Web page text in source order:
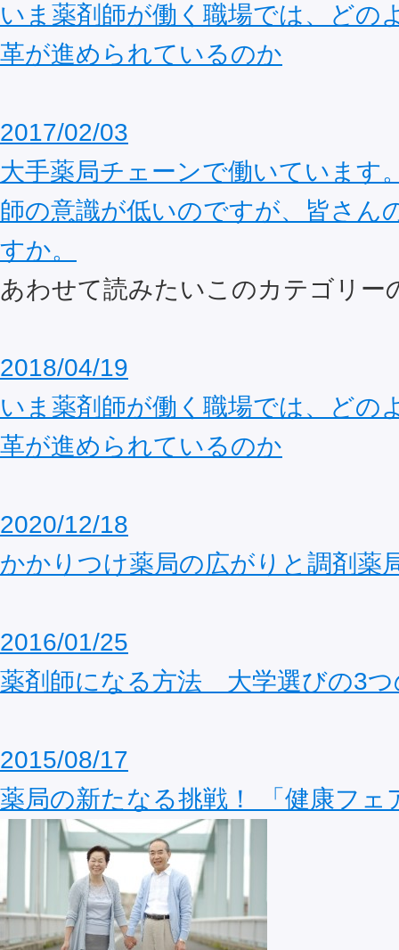
いま薬剤師が働く職場では、どの
革が進められているのか
2017/02/03
大手薬局チェーンで働いています
師の意識が低いのですが、皆さん
すか。
あわせて読みたいこのカテゴリー
2018/04/19
いま薬剤師が働く職場では、どの
革が進められているのか
2020/12/18
かかりつけ薬局の広がりと調剤薬
2016/01/25
薬剤師になる方法 大学選びの3つ
2015/08/17
薬局の新たなる挑戦！ 「健康フェ